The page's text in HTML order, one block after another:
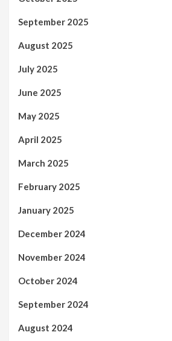
September 2025
August 2025
July 2025
June 2025
May 2025
April 2025
March 2025
February 2025
January 2025
December 2024
November 2024
October 2024
September 2024
August 2024